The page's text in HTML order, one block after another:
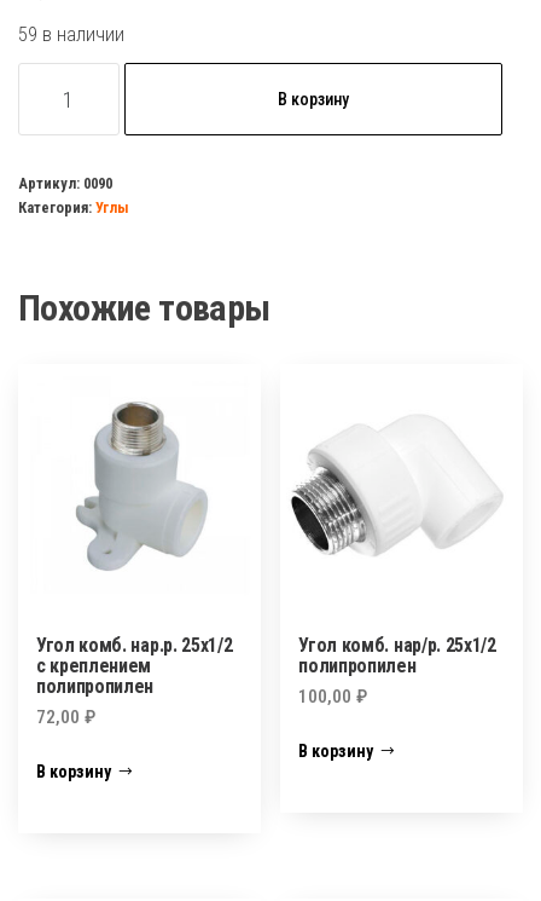
59 в наличии
товара
комб.
нар/
полипропилен
В корзину
Артикул: 0090
Категория: Углы
Похожие товары
Угол комб. нар.р. 25х1/2
с креплением
полипропилен
72,00 ₽
В корзину
Угол комб. нар/р. 25х1/2
полипропилен
100,00₽
В корзину